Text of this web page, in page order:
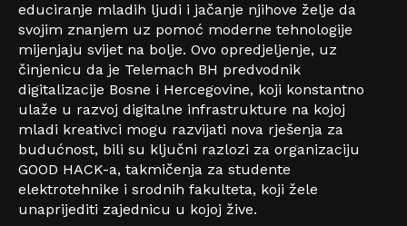
educiranje mladih ljudi i jačanje njihove želje da
svojim znanjem uz pomoć moderne tehnologije
mijenjaju svijet na bolje. Ovo opredjeljenje, uz
činjenicu da je Telemach BH predvodnik
digitalizacije Bosne i Hercegovine, koji konstantno
ulaže u razvoj digitalne infrastrukture na kojoj
mladi kreativci mogu razvijati nova rješenja za
budućnost, bili su ključni razlozi za organizaciju
GOOD HACK-a, takmičenja za studente
elektrotehnike i srodnih fakulteta, koji žele
unaprijediti zajednicu u kojoj žive.